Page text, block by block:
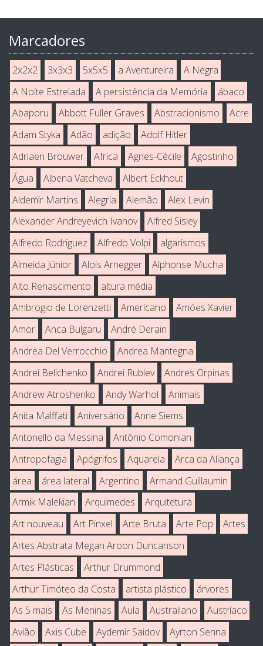
Marcadores
2x2x2 3x3x3 5x5x5 a Aventureira
A Negra
A Noite Estrelada
A persistência da Memória
ábaco
Abaporu
Abbott Fuller Graves Abstracionismo
Acre
Adam Styka
Adão adição
Adolf Hitler
Adriaen Brouwer
Africa Agnes-Cécile
Agostinho
Água
Albena Vatcheva
Albert Eckhout
Aldemir Martins
Alegria Alemão
Alex Levin
Alexander Andreyevich Ivanov
Alfred Sisley
Alfredo Rodriguez
Alfredo Volpi
algarismos
Almeida Júnior
Alois Arnegger
Alphonse Mucha
Alto Renascimento
altura média
Ambrogio de Lorenzetti
Americano
Amóes Xavier
Amor
Anca Bulgaru
André Derain
Andrea Del Verrocchio
Andrea Mantegna
Andrei Belichenko
Andrei Rublev
Andres Orpinas
Andrew Atroshenko
Andy Warhol
Animais
Anita Malffati
Aniversário
Anne Siems
Antonello da Messina
Antônio Comonian
Antropofagia
Apógrifos Aquarela
Arca da Aliança
área
área lateral Argentino
Armand Guillaumin
Armik Malekian
Arquimedes
Arquitetura
Art nouveau
Art Pinxel Arte Bruta Arte Pop
Artes
Artes Abstrata Megan Aroon Duncanson
Artes Plásticas
Arthur Drummond
Arthur Timóteo da Costa
artista plástico
árvores
As 5 mais
As Meninas Aula Australiano
Austríaco
Avião
Axis Cube Aydemir Saidov Ayrton Senna